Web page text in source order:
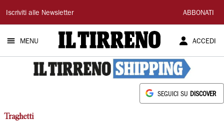
Il
Tirreno
Iscriviti alle Newsletter ABBONATI
MENU ACCEDI
SEGUICI SU DISCOVER
Traghetti